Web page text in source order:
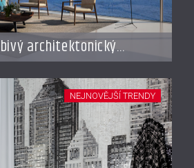
architektonický
NEJNOVĚJŠÍ TRENDY